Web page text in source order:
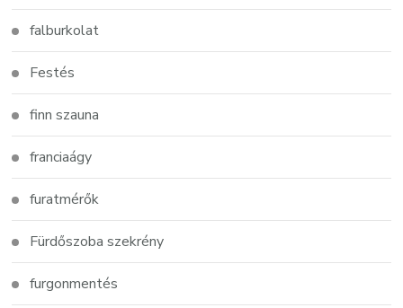
falburkolat
Festés
finn szauna
franciaágy
furatmérők
Fürdőszoba szekrény
furgonmentés